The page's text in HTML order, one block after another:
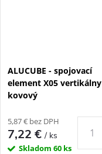
ALUCUBE - spojovací
element X05 vertikálny
kovový
5,87 € bez DPH
7,22 €/ ks
Skladom 60 ks